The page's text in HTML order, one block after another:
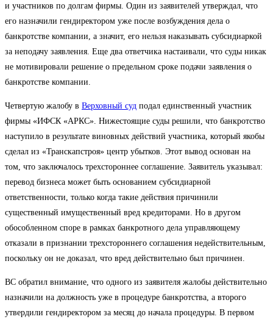
и участников по долгам фирмы. Один из заявителей утверждал, что
его назначили гендиректором уже после возбуждения дела о
банкротстве компании, а значит, его нельзя наказывать субсидиаркой
за неподачу заявления. Еще два ответчика настаивали, что суды никак
не мотивировали решение о предельном сроке подачи заявления о
банкротстве компании.
Четвертую жалобу в Верховный суд подал единственный участник
фирмы «ИФСК «АРКС». Нижестоящие суды решили, что банкротство
наступило в результате виновных действий участника, который якобы
сделал из «Транскапстроя» центр убытков. Этот вывод основан на
том, что заключалось трехстороннее соглашение. Заявитель указывал:
перевод бизнеса может быть основанием субсидиарной
ответственности, только когда такие действия причинили
существенный имущественный вред кредиторами. Но в другом
обособленном споре в рамках банкротного дела управляющему
отказали в признании трехстороннего соглашения недействительным,
поскольку он не доказал, что вред действительно был причинен.
ВС обратил внимание, что одного из заявителя жалобы действительно
назначили на должность уже в процедуре банкротства, а второго
утвердили гендиректором за месяц до начала процедуры. В первом